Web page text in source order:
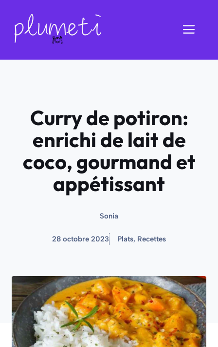
contenu
Curry de potiron:
enrichi de lait de
coco, gourmand et
appétissant
Sonia
28 octobre 2023 Plats, Recettes